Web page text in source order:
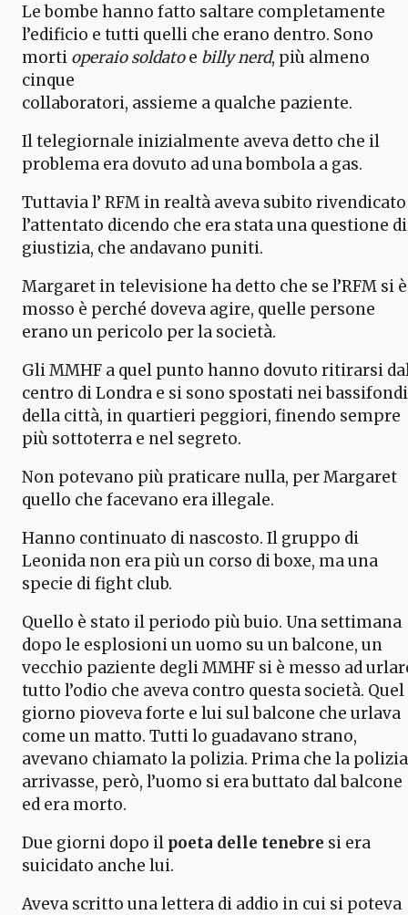
Le bombe hanno fatto saltare completamente
l’edificio e tutti quelli che erano dentro. Sono
morti operaio soldatoe billy nerd, più almeno
cinque
collaboratori, assieme a qualche paziente.
Il telegiornale inizialmente aveva detto che il
problema era dovuto ad una bombola a gas.
Tuttavia l’ RFM in realtà aveva subito rivendicato
l’attentato dicendo che era stata una questione di
giustizia, che andavano puniti.
Margaret in televisione ha detto che se l’RFM si è
mosso è perché doveva agire, quelle persone
erano un pericolo per la società.
Gli MMHF a quel punto hanno dovuto ritirarsi
centro di Londra e si sono spostati nei bassifondi
della città, in quartieri peggiori, finendo sempre
più sottoterra e nel segreto.
Non potevano più praticare nulla, per Margaret
quello che facevano era illegale.
Hanno continuato di nascosto. Il gruppo di
Leonida non era più un corso di boxe, ma una
specie di fight club.
Quello è stato il periodo più buio. Una settimana
dopo le esplosioni un uomo su un balcone, un
vecchio paziente degli MMHF si è messo ad
tutto l’odio che aveva contro questa società. Quel
giorno pioveva forte e lui sul balcone che urlava
come un matto. Tutti lo guadavano strano,
avevano chiamato la polizia. Prima che la polizia
arrivasse, però, l’uomo si era buttato dal balcone
ed era morto.
Due giorni dopo il poeta delle tenebre si era
suicidato anche lui.
Aveva scritto una lettera di addio in cui si poteva